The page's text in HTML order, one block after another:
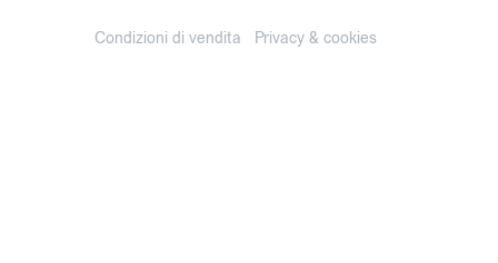
Condizioni di vendita Privacy & cookies